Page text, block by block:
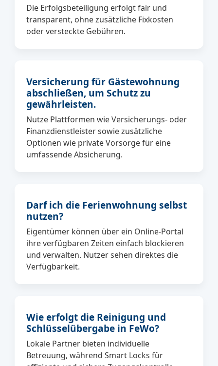
Die Erfolgsbeteiligung erfolgt fair und
transparent, ohne zusätzliche Fixkosten
oder versteckte Gebühren.
Versicherung für Gästewohnung
abschließen, um Schutz zu
gewährleisten.
Nutze Plattformen wie Versicherungs- oder
Finanzdienstleister sowie zusätzliche
Optionen wie private Vorsorge für eine
umfassende Absicherung.
Darf ich die Ferienwohnung selbst
nutzen?
Eigentümer können über ein Online-Portal
ihre verfügbaren Zeiten einfach blockieren
und verwalten. Nutzer sehen direktes die
Verfügbarkeit.
Wie erfolgt die Reinigung und
Schlüsselübergabe in FeWo?
Lokale Partner bieten individuelle
Betreuung, während Smart Locks für